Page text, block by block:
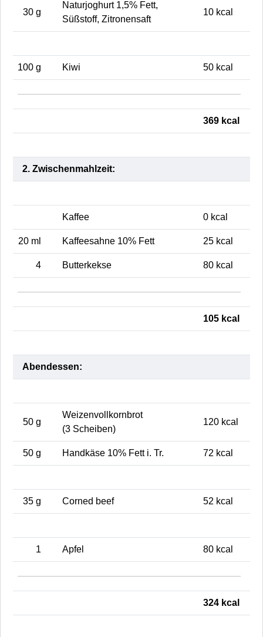
30 g
Naturjoghurt 1,5% Fett,
Süßstoff, Zitronensaft
10 kcal
100 g Kiwi 50 kcal
369 kcal
2. Zwischenmahlzeit:
Kaffee 0 kcal
20 ml Kaffeesahne 10% Fett 25 kcal
4 Butterkekse 80 kcal
105 kcal
Abendessen:
50 g
Weizenvollkornbrot
(3 Scheiben)
120 kcal
50 g Handkäse 10% Fett i. Tr. 72 kcal
35 g Corned beef 52 kcal
1 Apfel 80 kcal
324 kcal